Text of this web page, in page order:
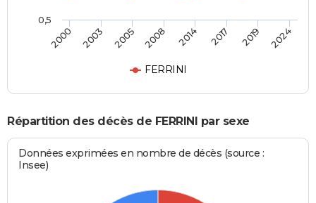
FERRINI
2000 2003 2005 2008 2014 2017 2019 2024
0,5
Répartition des décès de FERRINI par sexe
Données exprimées en nombre de décès (source :
Insee)